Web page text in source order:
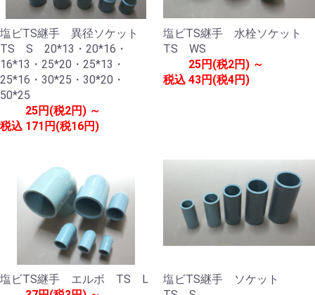
塩ビTS継手 異径ソケット
TS S 20*13・20*16・
16*13・25*20・25*13・
25*16・30*25・30*20・
50*25
税込
25円(税2円) ～
171円(税16円)
塩ビTS継手 水栓ソケット
TS WS
税込
25円(税2円) ～
43円(税4円)
塩ビTS継手 エルボ TS L
塩ビTS継手 ソケット